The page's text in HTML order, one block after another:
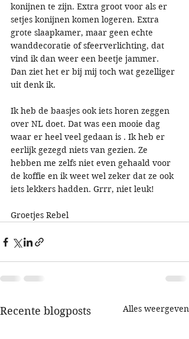
konijnen te zijn. Extra groot voor als er
setjes konijnen komen logeren. Extra
grote slaapkamer, maar geen echte
wanddecoratie of sfeerverlichting, dat
vind ik dan weer een beetje jammer.
Dan ziet het er bij mij toch wat gezelliger
uit denk ik.
Ik heb de baasjes ook iets horen zeggen
over NL doet. Dat was een mooie dag
waar er heel veel gedaan is . Ik heb er
eerlijk gezegd niets van gezien. Ze
hebben me zelfs niet even gehaald voor
de koffie en ik weet wel zeker dat ze ook
iets lekkers hadden. Grrr, niet leuk!
Groetjes Rebel
Recente blogposts Alles weergeven